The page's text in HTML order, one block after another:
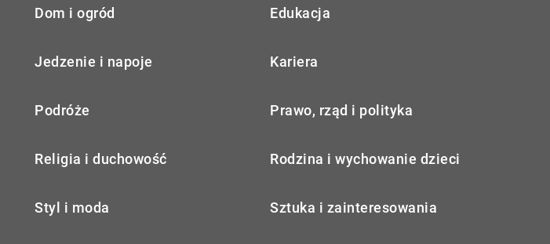
Dom i ogród Edukacja
Jedzenie i napoje Kariera
Podróże Prawo, rząd i polityka
Religia i duchowość Rodzina i wychowanie dzieci
Styl i moda Sztuka i zainteresowania